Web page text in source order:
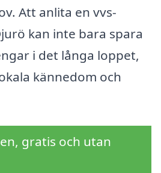
Att anlita en vvs-
kan inte bara spara
i det långa loppet,
kännedom och
gratis och utan